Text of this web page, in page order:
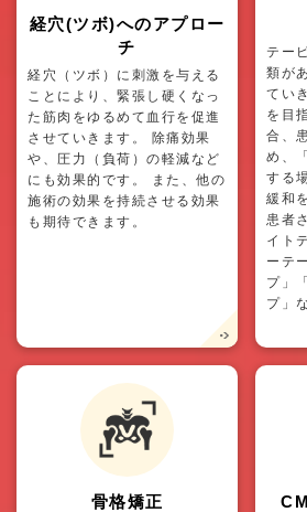
経穴(ツボ)へのアプロー
チ
経穴（ツボ）に刺激を与える
ことにより、緊張し硬くなっ
た筋肉をゆるめて血行を促進
させていきます。 除痛効果
や、圧力（負荷）の軽減など
にも効果的です。 また、他の
施術の効果を持続させる効果
も期待できます。
テー
類が
てい
を目
合、
め、
する
緩和
患者
イト
ーテ
プ」
プ」
骨格矯正